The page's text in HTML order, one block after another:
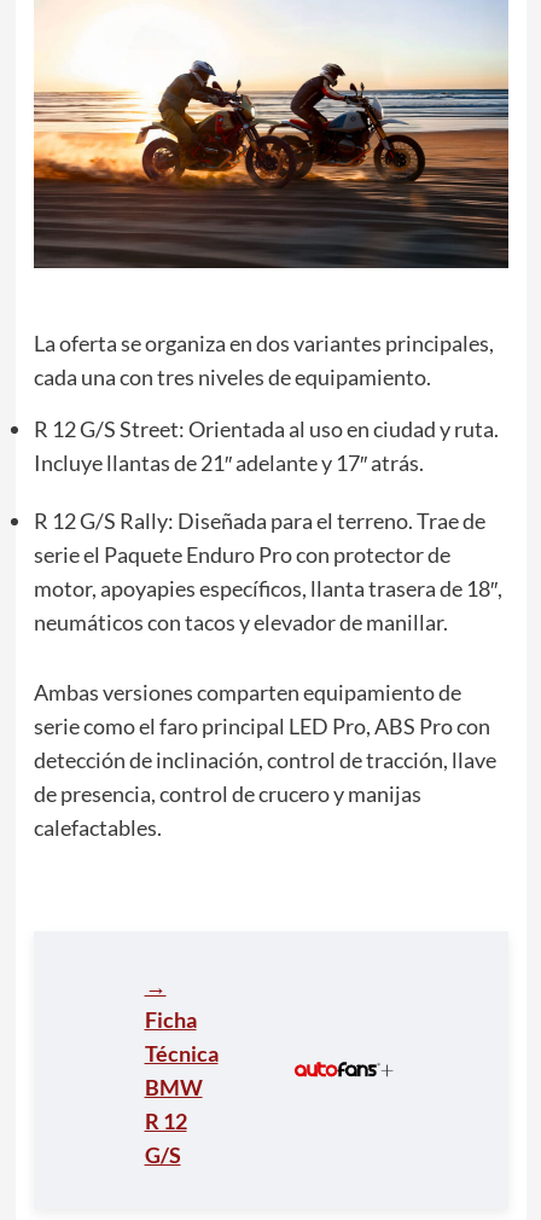
La oferta se organiza en dos variantes principales,
cada una con tres niveles de equipamiento.
R 12 G/S Street: Orientada al uso en ciudad y ruta.
Incluye llantas de 21″ adelante y 17″ atrás.
R 12 G/S Rally: Diseñada para el terreno. Trae de
serie el Paquete Enduro Pro con protector de
motor, apoyapies específicos, llanta trasera de 18″,
neumáticos con tacos y elevador de manillar.
Ambas versiones comparten equipamiento de
serie como el faro principal LED Pro, ABS Pro con
detección de inclinación, control de tracción, llave
de presencia, control de crucero y manijas
calefactables.
→
Ficha
Técnica
BMW
R 12
G/S